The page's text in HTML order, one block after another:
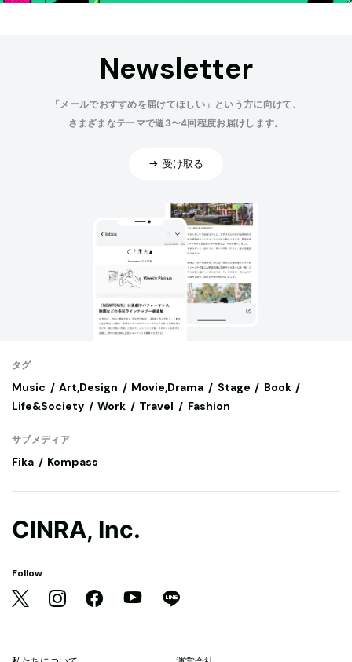
Newsletter
「メールでおすすめを届けてほしい」という方に向けて、
さまざまなテーマで週3〜4回程度お届けします。
受け取る
タグ
Music Art,Design Movie,Drama Stage
Book
Life&Society
Work Travel Fashion
サブメディア
Fika Kompass
CINRA, Inc.
Follow